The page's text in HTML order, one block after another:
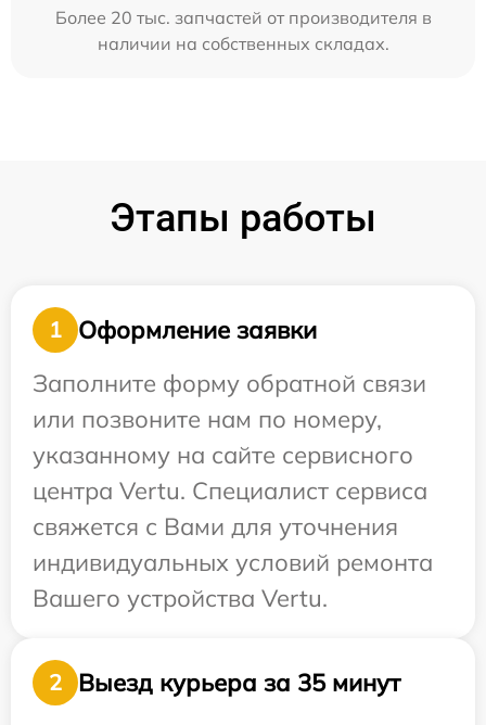
Более 20 тыс. запчастей от производителя в
наличии на собственных складах.
Этапы работы
1
Оформление заявки
Заполните форму обратной связи
или позвоните нам по номеру,
указанному на сайте сервисного
центра Vertu. Специалист сервиса
свяжется с Вами для уточнения
индивидуальных условий ремонта
Вашего устройства Vertu.
2
Выезд курьера за 35 минут